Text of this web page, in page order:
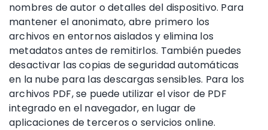
nombres de autor o detalles del dispositivo. Para
mantener el anonimato, abre primero los
archivos en entornos aislados y elimina los
metadatos antes de remitirlos. También puedes
desactivar las copias de seguridad automáticas
en la nube para las descargas sensibles. Para los
archivos PDF, se puede utilizar el visor de PDF
integrado en el navegador, en lugar de
aplicaciones de terceros o servicios online.